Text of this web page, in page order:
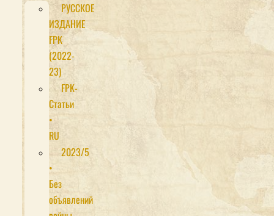
РУССКОЕ
ИЗДАНИЕ
FPK
(2022-
23)
FPK-
Статьи
•
RU
2023/5
•
Без
объявлений